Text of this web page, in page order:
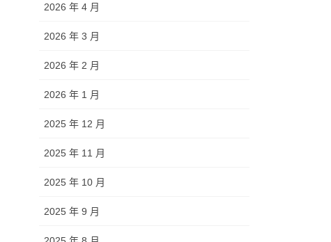
2026 年 4 月
2026 年 3 月
2026 年 2 月
2026 年 1 月
2025 年 12 月
2025 年 11 月
2025 年 10 月
2025 年 9 月